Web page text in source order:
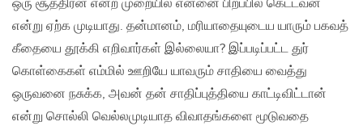
ஒரு சூத்திரன் என்ற முறையில் என்னை பிறப்பில் கெட்டவன்
என்று ஏற்க முடியாது. தன்மானம், மரியாதையுடைய யாரும் பகவத்
கீதையை தூக்கி எறிவார்கள் இல்லையா? இப்படிப்பட்ட துர்
கொள்கைகள் எம்மில் ஊறியே யாவரும் சாதியை வைத்து
ஒருவனை நசுக்க, அவன் தன் சாதிப்புத்தியை காட்டிவிட்டான்
என்று சொல்லி வெல்லமுடியாத விவாதங்களை மூடுவதை